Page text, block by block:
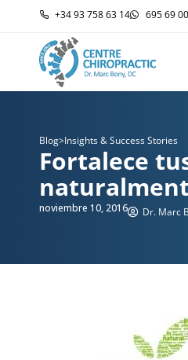
+34 93 758 63 14 695 69
Blog>Insights & Success Stories
Fortalece
noviembre 10, 2016 Dr. Marc